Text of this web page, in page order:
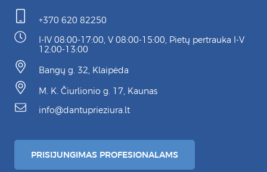
+370 620 82250
I-IV 08:00-17:00, V 08:00-15:00, Pietų pertrauka I-V
12:00-13:00
Bangų g. 32, Klaipėda
M. K. Čiurlionio g. 17, Kaunas
info@dantuprieziura.lt
PRISIJUNGIMAS PROFESIONALAMS